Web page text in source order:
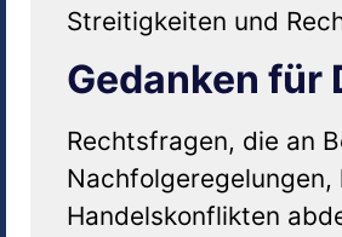
Streitigkeiten und
Gedanken für
Rechtsfragen, die an
Handelskonflikten